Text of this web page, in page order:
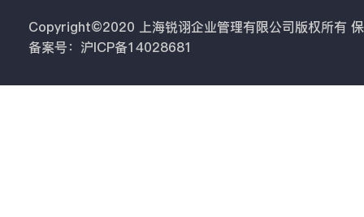
Copyright©2020 上海锐诩企业管理有限公司版权所有
备案号：沪ICP备14028681